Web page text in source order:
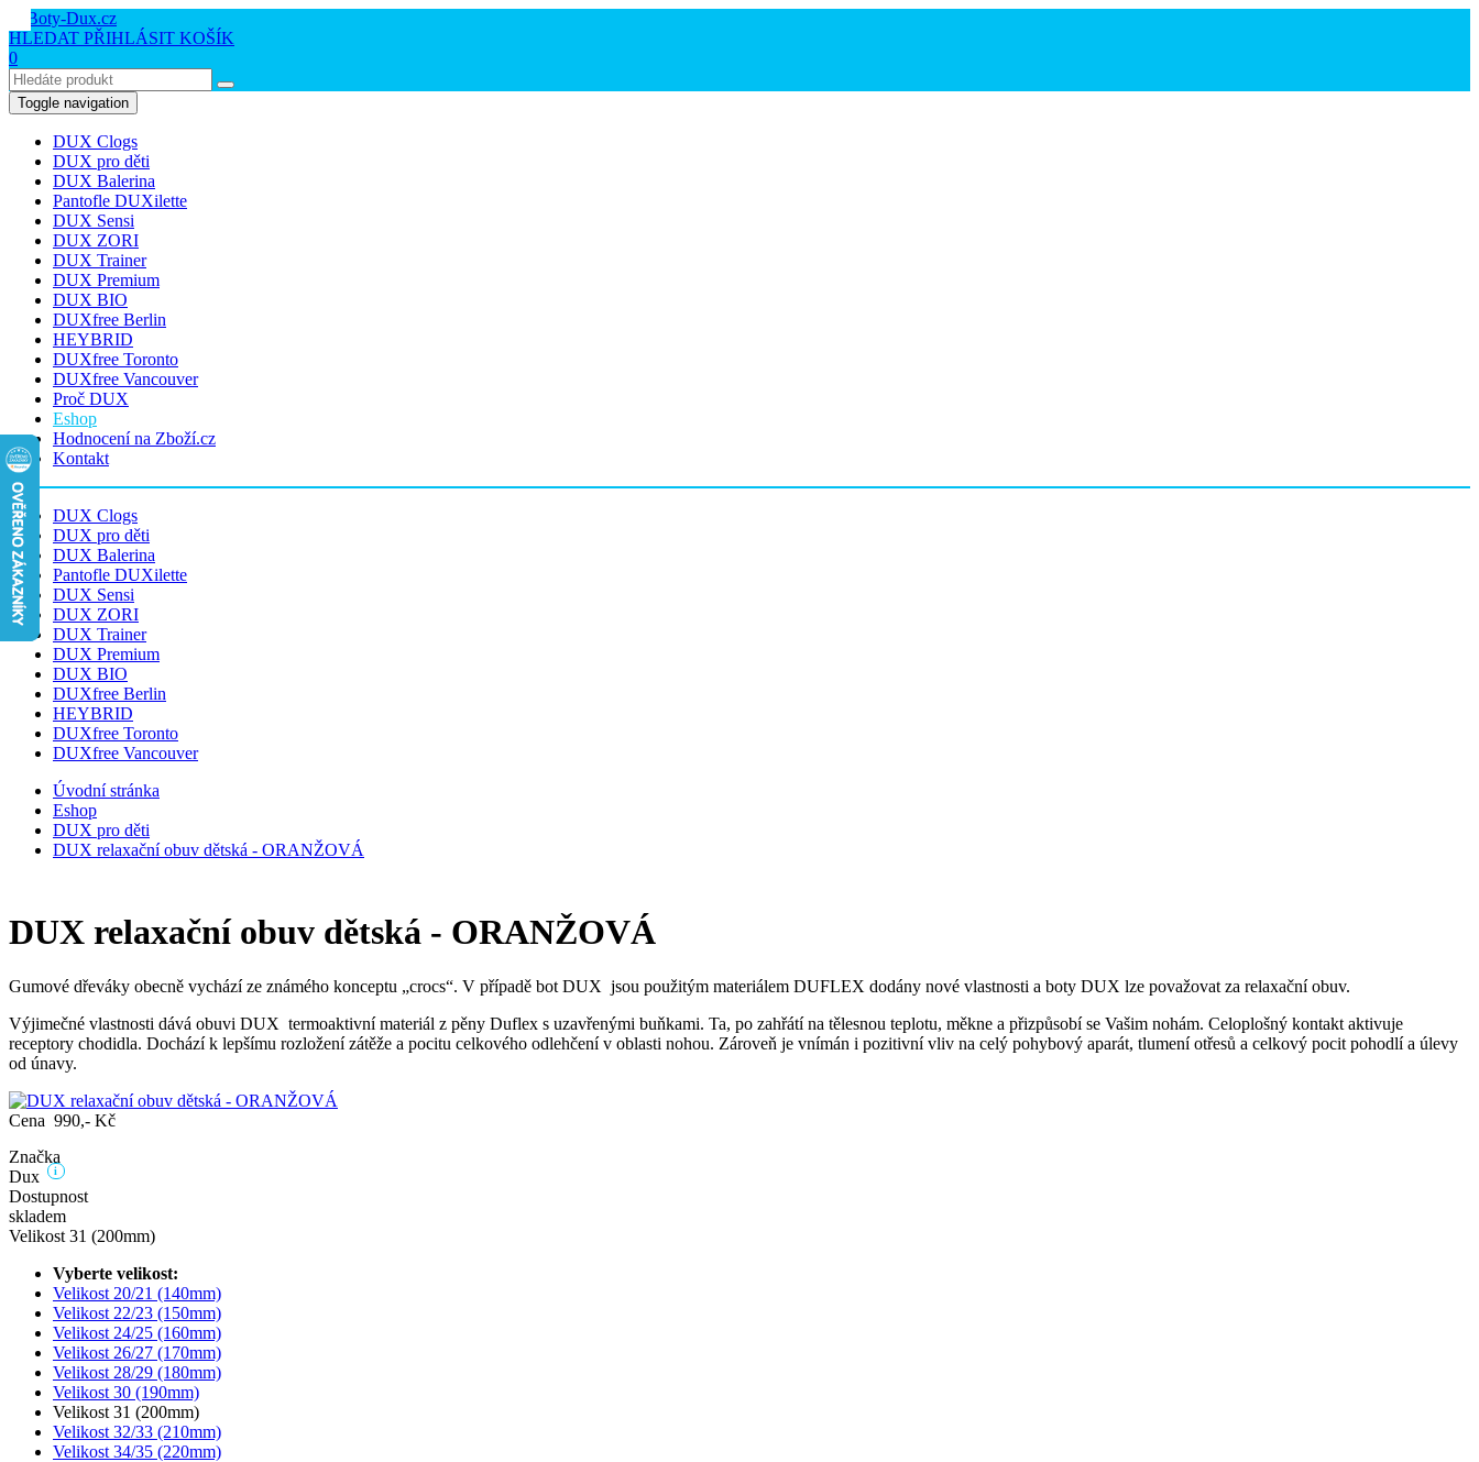
HLEDAT PŘIHLÁSIT KOŠÍK
0
Toggle navigation
DUX Clogs
DUX pro děti
DUX Balerina
Pantofle DUXilette
DUX Sensi
DUX ZORI
DUX Trainer
DUX Premium
DUX BIO
DUXfree Berlin
HEYBRID
DUXfree Toronto
DUXfree Vancouver
Proč DUX
Eshop
Hodnocení na Zboží.cz
Kontakt
DUX Clogs
DUX pro děti
DUX Balerina
Pantofle DUXilette
DUX Sensi
DUX ZORI
DUX Trainer
DUX Premium
DUX BIO
DUXfree Berlin
HEYBRID
DUXfree Toronto
DUXfree Vancouver
Úvodní stránka
Eshop
DUX pro děti
DUX relaxační obuv dětská - ORANŽOVÁ
DUX relaxační obuv dětská - ORANŽOVÁ
Gumové dřeváky obecně vychází ze známého konceptu „crocs“. V případě bot DUX jsou použitým materiálem DUFLEX dodány nové vlastnosti a boty DUX lze považovat za relaxační obuv.
Výjimečné vlastnosti dává obuvi DUX termoaktivní materiál z pěny Duflex s uzavřenými buňkami. Ta, po zahřátí na tělesnou teplotu, měkne a přizpůsobí se Vašim nohám. Celoplošný kontakt aktivuje
receptory chodidla. Dochází k lepšímu rozložení zátěže a pocitu celkového odlehčení v oblasti nohou. Zároveň je vnímán i pozitivní vliv na celý pohybový aparát, tlumení otřesů a celkový pocit pohodlí a úlevy
od únavy.
Cena 990,- Kč
Značka
Dux
i
Dostupnost
skladem
Velikost 31 (200mm)
Vyberte velikost:
Velikost 20/21 (140mm)
Velikost 22/23 (150mm)
Velikost 24/25 (160mm)
Velikost 26/27 (170mm)
Velikost 28/29 (180mm)
Velikost 30 (190mm)
Velikost 31 (200mm)
Velikost 32/33 (210mm)
Velikost 34/35 (220mm)